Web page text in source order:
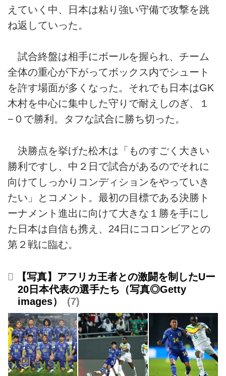
えていく中、日本は粘り強い守備で攻撃を跳
ね返していった。
試合終盤は相手にボールを握られ、チーム
全体の重心が下がってボックス内でシュート
を許す場面が多くなった。それでも日本はGK
木村を中心に集中した守りで耐えしのぎ、１
−０で勝利。タフな試合に勝ち切った。
決勝点を挙げた松木は「ものすごく大きい
勝利ですし、中２日で試合があるのでそれに
向けてしっかりコンディションをやっていき
たい」とコメント。最初の目標である決勝ト
ーナメント進出に向けて大きな１勝を手にし
た日本は自信も携え、24日にコロンビアとの
第２戦に臨む。
【写真】アフリカ王者との激闘を制したUー
20日本代表の選手たち（写真◎Getty
images）
7